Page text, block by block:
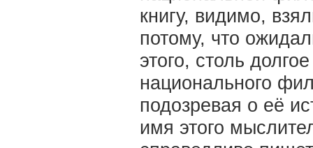
книгу, видимо,
потому, что
этого, столь
национального
подозревая о её
имя этого